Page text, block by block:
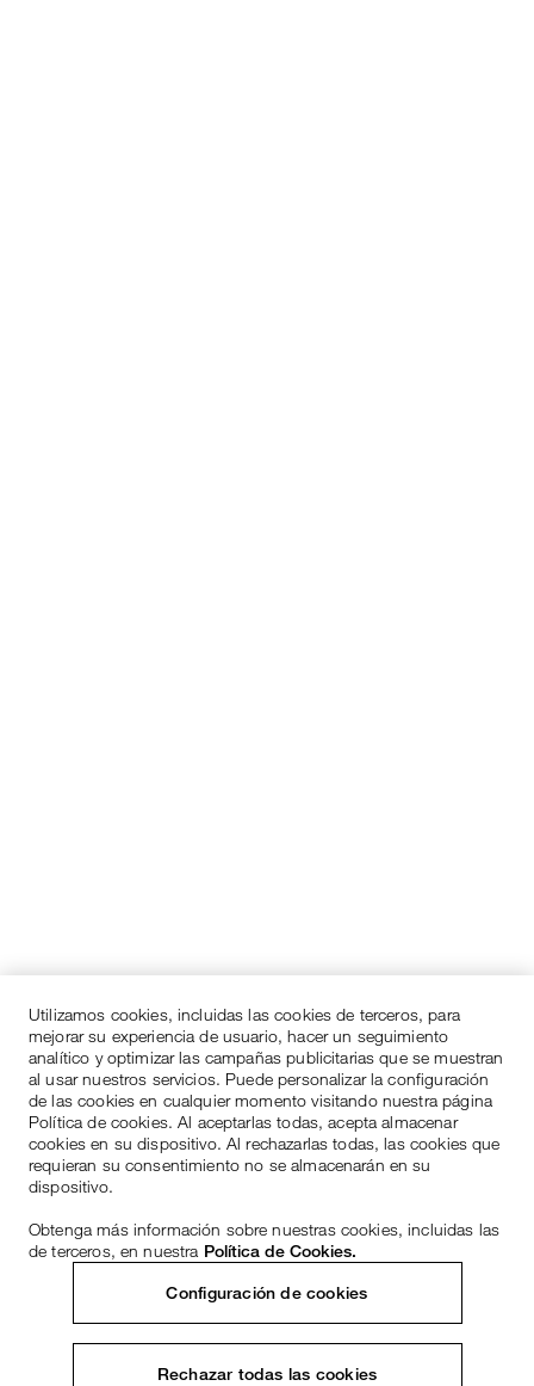
Utilizamos cookies, incluidas las cookies de terceros, para
mejorar su experiencia de usuario, hacer un seguimiento
analítico y optimizar las campañas publicitarias que se muestran
al usar nuestros servicios. Puede personalizar la configuración
de las cookies en cualquier momento visitando nuestra página
Política de cookies. Al aceptarlas todas, acepta almacenar
cookies en su dispositivo. Al rechazarlas todas, las cookies que
requieran su consentimiento no se almacenarán en su
dispositivo.
Obtenga más información sobre nuestras cookies, incluidas las
de terceros, en nuestra Política de Cookies.
Configuración de cookies
Rechazar todas las cookies